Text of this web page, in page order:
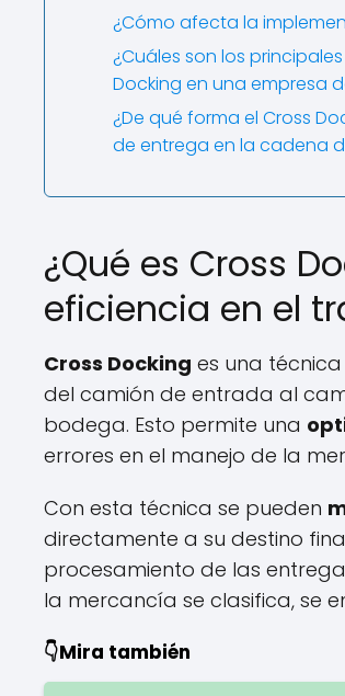
¿Cómo afecta la
¿Cuáles son los
Docking en una empresa
¿De qué forma el Cross
de entrega en la cadena
¿Qué es Cross
eficiencia en el
Cross Docking es una
del camión de entrada al
bodega. Esto permite una
errores en el manejo de la
Con esta técnica se pueden
directamente a su destino
procesamiento de las
la mercancía se clasifica, se
👇Mira también